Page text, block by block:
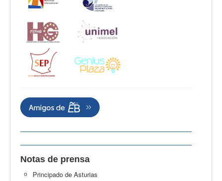
Notas de prensa
Principado de Asturias